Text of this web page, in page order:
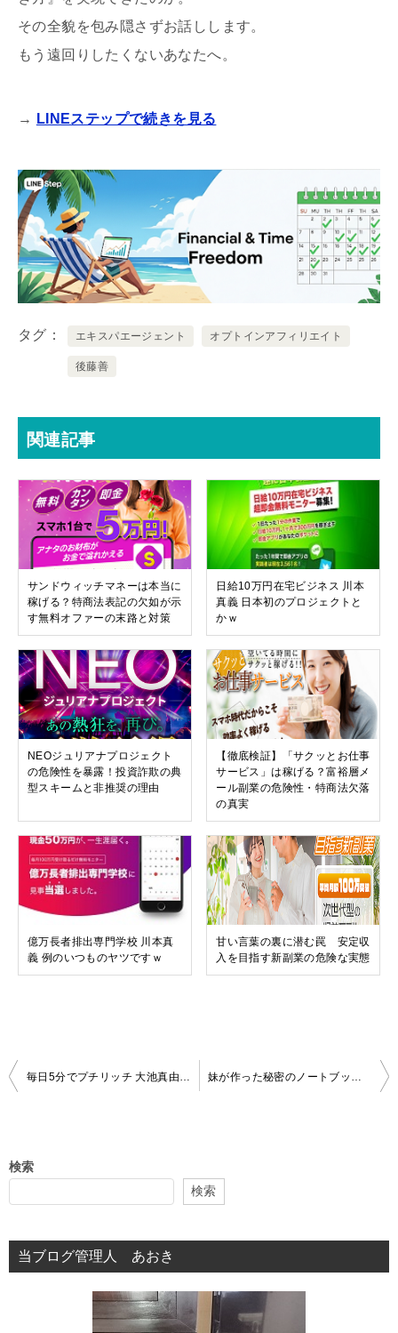
その全貌を包み隠さずお話しします。
もう遠回りしたくないあなたへ。
→ LINEステップで続きを見る
タグ エキスパエージェント オプトインアフィリエイト
後藤善
関連記事
サンドウィッチマネーは本当に
稼げる？特商法表記の欠如が示
す無料オファーの末路と対策
日給10万円在宅ビジネス 川本
真義 日本初のプロジェクトと
かｗ
NEOジュリアナプロジェクト
の危険性を暴露！投資詐欺の典
型スキームと非推奨の理由
【徹底検証】「サクッとお仕事
サービス」は稼げる？富裕層メ
ール副業の危険性・特商法欠落
の真実
億万長者排出専門学校 川本真
義 例のいつものヤツですｗ
甘い言葉の裏に潜む罠 安定収
入を目指す新副業の危険な実態
投
ビ
シ
ョ
毎日5分でプチリッチ 大池真由美 登録する価値なし 妹が作った秘密のノートブック サンジェルマン・レポート これはないな
検索
検索
当ブログ管理人 あおき